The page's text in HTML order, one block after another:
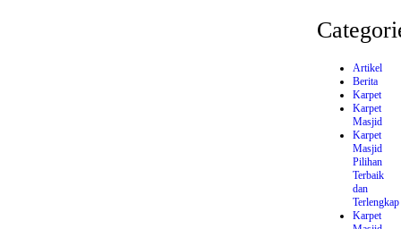
Artikel
Berita
Karpet
Karpet
Masjid
Karpet
Masjid
Pilihan
Terbaik
dan
Terlengkap
Karpet